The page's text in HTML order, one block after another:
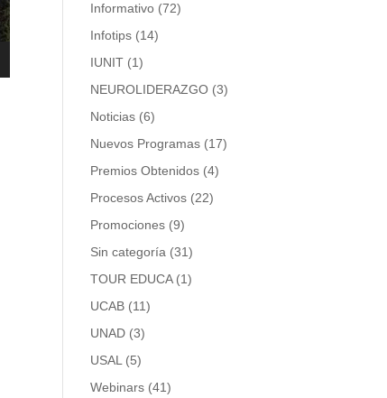
Informativo (72)
Infotips (14)
IUNIT (1)
NEUROLIDERAZGO (3)
Noticias (6)
Nuevos Programas (17)
Premios Obtenidos (4)
Procesos Activos (22)
Promociones (9)
Sin categoría (31)
TOUR EDUCA(1)
UCAB (11)
UNAD (3)
USAL (5)
Webinars (41)